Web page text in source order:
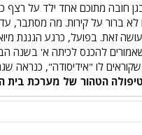
35 ילדים בגן חובה מתוכם
ברור על קירות. מה מסתבר, עד
זאת. בפועל, כרגע הגננת
34 עוללים שאמורים להכנס
לו "אידיסודה", כנראה
הטהור של מערכת בית